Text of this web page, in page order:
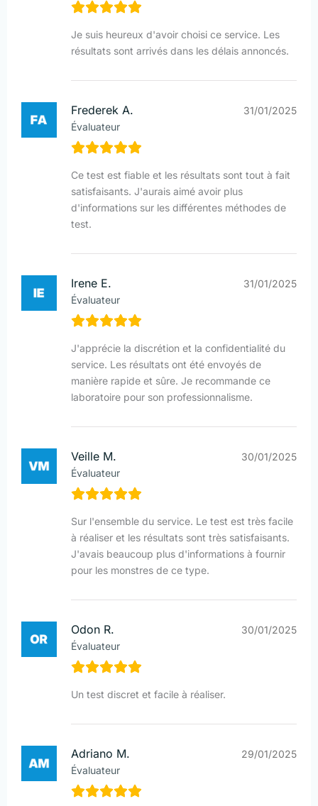
Je suis heureux d'avoir choisi ce service. Les
résultats sont arrivés dans les délais annoncés.
Frederek A.
Évaluateur
31/01/2025
Ce test est fiable et les résultats sont tout à fait
satisfaisants. J'aurais aimé avoir plus
d'informations sur les différentes méthodes de
test.
Irene E.
Évaluateur
31/01/2025
J'apprécie la discrétion et la confidentialité du
service. Les résultats ont été envoyés de
manière rapide et sûre. Je recommande ce
laboratoire pour son professionnalisme.
Veille M.
Évaluateur
30/01/2025
Sur l'ensemble du service. Le test est très facile
à réaliser et les résultats sont très satisfaisants.
J'avais beaucoup plus d'informations à fournir
pour les monstres de ce type.
Odon R.
Évaluateur
30/01/2025
Un test discret et facile à réaliser.
Adriano M.
Évaluateur
29/01/2025